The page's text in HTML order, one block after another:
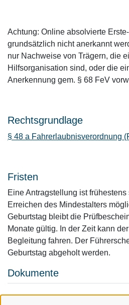
Achtung: Online absolvierte
grundsätzlich nicht anerkannt
nur Nachweise von Trägern, die
Hilfsorganisation sind, oder die
Anerkennung gem. § 68 FeV
Rechtsgrundlage
§ 48 a Fahrerlaubnisverordnung
Fristen
Eine Antragstellung ist
Erreichen des Mindestalters
Geburtstag bleibt die
Monate gültig. In der Zeit kann
Begleitung fahren. Der
Geburtstag abgeholt werden.
Dokumente